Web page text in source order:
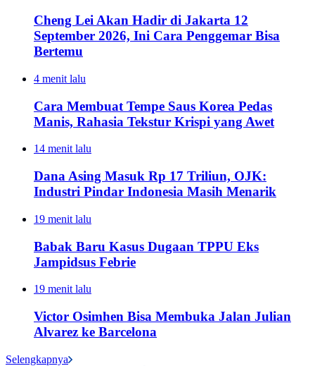
Cheng Lei Akan Hadir di Jakarta 12
September 2026, Ini Cara Penggemar Bisa
Bertemu
4 menit lalu
Cara Membuat Tempe Saus Korea Pedas
Manis, Rahasia Tekstur Krispi yang Awet
14 menit lalu
Dana Asing Masuk Rp 17 Triliun, OJK:
Industri Pindar Indonesia Masih Menarik
19 menit lalu
Babak Baru Kasus Dugaan TPPU Eks
Jampidsus Febrie
19 menit lalu
Victor Osimhen Bisa Membuka Jalan Julian
Alvarez ke Barcelona
Selengkapnya